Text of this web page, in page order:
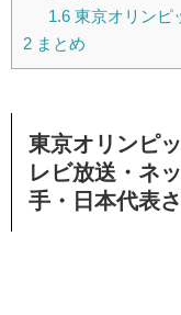
1.6東京オリンピ
2 まとめ
東京オリンピ
レビ放送・ネ
手・日本代表